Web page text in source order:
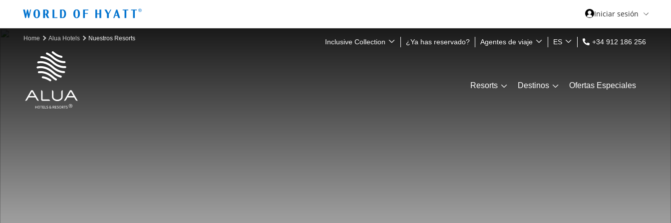
Iniciar sesión
Home Alua Hotels Nuestros Resorts Inclusive Collection ¿Ya has reservado? Agentes de viaje ES +34 912 186 256
Resorts Destinos Ofertas Especiales